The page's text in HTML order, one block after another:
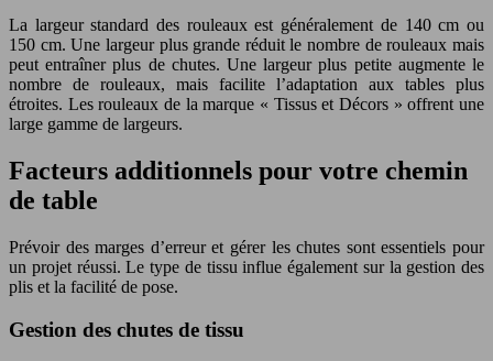
La largeur standard des rouleaux est généralement de 140 cm ou
150 cm. Une largeur plus grande réduit le nombre de rouleaux mais
peut entraîner plus de chutes. Une largeur plus petite augmente le
nombre de rouleaux, mais facilite l’adaptation aux tables plus
étroites. Les rouleaux de la marque « Tissus et Décors » offrent une
large gamme de largeurs.
Facteurs additionnels pour votre chemin
de table
Prévoir des marges d’erreur et gérer les chutes sont essentiels pour
un projet réussi. Le type de tissu influe également sur la gestion des
plis et la facilité de pose.
Gestion des chutes de tissu